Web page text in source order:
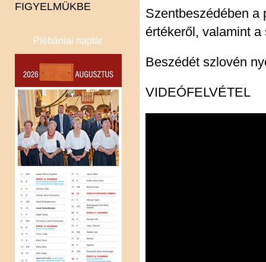
Gyertyános
Kót
Petesháza
Pince
Szentháromság
Völgyifalu
FIGYELMÜKBE
Plébániai naptár
Szentbeszédében a
értékeről, valamint
Beszédét szlovén
VIDEÓFELVÉTEL